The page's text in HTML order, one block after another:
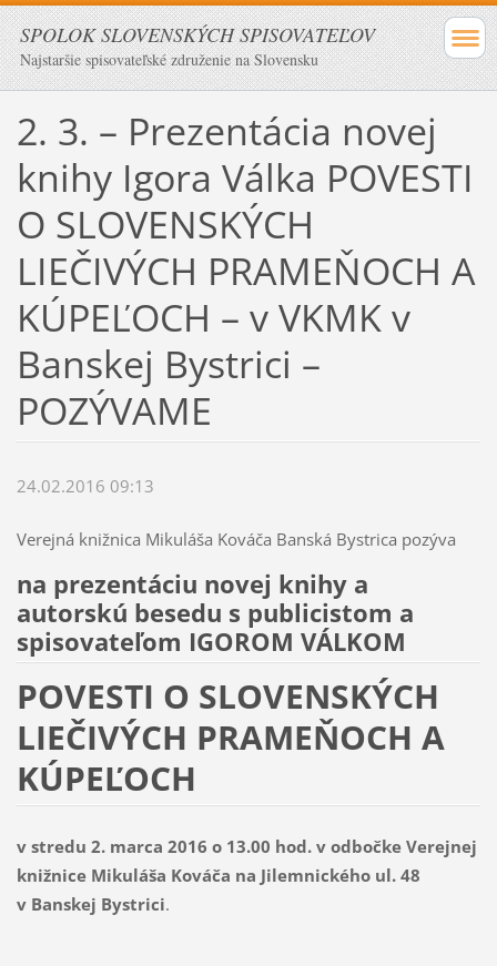
SPOLOK SLOVENSKÝCH SPISOVATEĽOV
Najstaršie spisovateľské združenie na Slovensku
2. 3. – Prezentácia novej
knihy Igora Válka POVESTI
O SLOVENSKÝCH
LIEČIVÝCH PRAMEŇOCH A
KÚPEĽOCH – v VKMK v
Banskej Bystrici –
POZÝVAME
24.02.2016 09:13
Verejná knižnica Mikuláša Kováča Banská Bystrica pozýva
na prezentáciu novej knihy a
autorskú besedu s publicistom a
spisovateľom IGOROM VÁLKOM
POVESTI O SLOVENSKÝCH
LIEČIVÝCH PRAMEŇOCH A
KÚPEĽOCH
v stredu 2. marca 2016 o 13.00 hod. v odbočke Verejnej
knižnice Mikuláša Kováča na Jilemnického ul. 48
v Banskej Bystrici.